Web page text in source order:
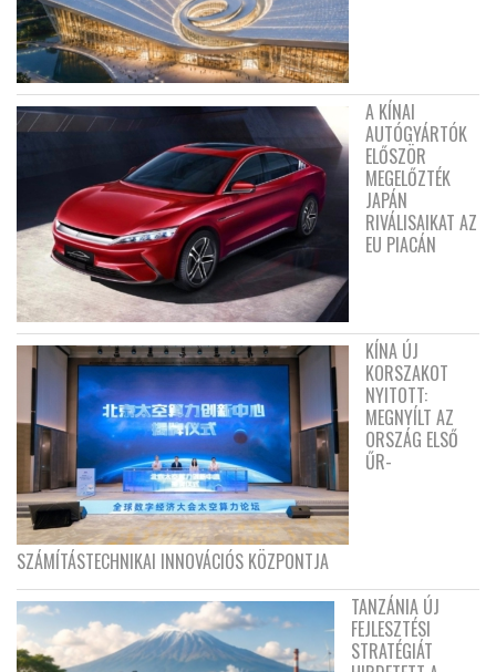
A KÍNAI
AUTÓGYÁRTÓK
ELŐSZÖR
MEGELŐZTÉK
JAPÁN
RIVÁLISAIKAT AZ
EU PIACÁN
KÍNA ÚJ
KORSZAKOT
NYITOTT:
MEGNYÍLT AZ
ORSZÁG ELSŐ
ŰR-
SZÁMÍTÁSTECHNIKAI INNOVÁCIÓS KÖZPONTJA
TANZÁNIA ÚJ
FEJLESZTÉSI
STRATÉGIÁT